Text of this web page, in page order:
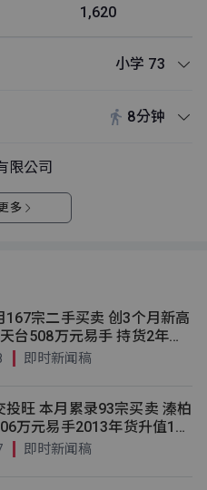
1,620
小学 73
8分钟
限公司
多
167宗二手买卖 创3个月新高
台508万元易手 持货2年升
即时新闻稿
投旺 本月累录93宗买卖 溱柏
万元易手2013年货升值1
即时新闻稿